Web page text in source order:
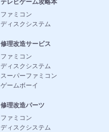
テレビゲーム攻略本
ファミコン
ディスクシステム
修理改造サービス
ファミコン
ディスクシステム
スーパーファミコン
ゲームボーイ
修理改造パーツ
ファミコン
ディスクシステム